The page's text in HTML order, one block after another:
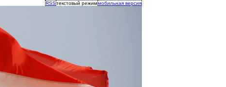
RSSтекстовый режиммобильная версия